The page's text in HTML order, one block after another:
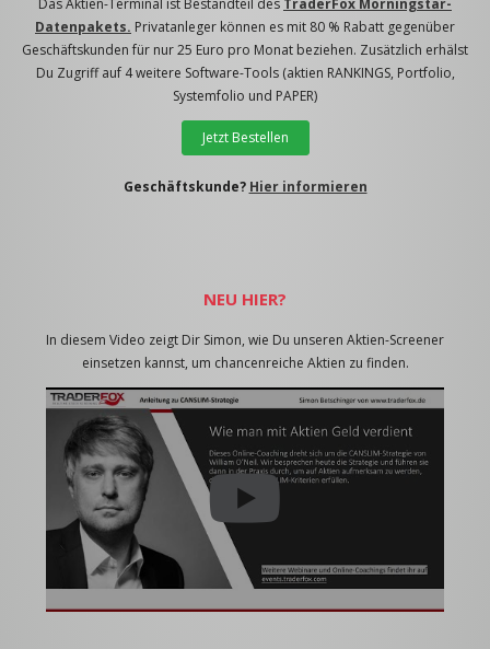
Das Aktien-Terminal ist Bestandteil des TraderFox Morningstar-
Datenpakets. Privatanleger können es mit 80 % Rabatt gegenüber
Geschäftskunden für nur 25 Euro pro Monat beziehen. Zusätzlich erhälst
Du Zugriff auf 4 weitere Software-Tools (aktien RANKINGS, Portfolio,
Systemfolio und PAPER)
Jetzt Bestellen
Geschäftskunde? Hier informieren
NEU HIER?
In diesem Video zeigt Dir Simon, wie Du unseren Aktien-Screener
einsetzen kannst, um chancenreiche Aktien zu finden.